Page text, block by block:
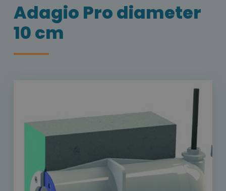
Adagio Pro diameter
10 cm